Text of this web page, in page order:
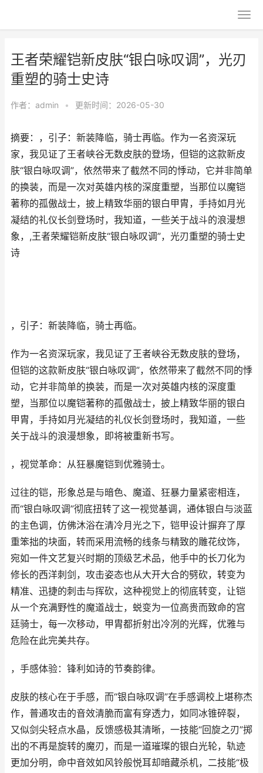
王者荣耀铠新皮肤“银白咏叹调”，光刃
重塑的骑士史诗
作者： admin • 更新时间：2026-05-30
摘要：，引子：新装降临，骑士再临。作为一名资深玩
家，我见证了王者峡谷无数皮肤的登场，但铠的这款新皮
肤“银白咏叹调”，依然带来了截然不同的悸动，它并非简单
的换装，而是一次对英雄内核的深度重塑，当那位以魔铠
著称的孤傲战士，披上精致华丽的银白甲胄，手持如月光
凝结的礼仪长剑登场时，我知道，一些关于战斗的浪漫想
象，,王者荣耀铠新皮肤“银白咏叹调”，光刃重塑的骑士史
诗
，引子：新装降临，骑士再临。
作为一名资深玩家，我见证了王者峡谷无数皮肤的登场，
但铠的这款新皮肤“银白咏叹调”，依然带来了截然不同的悸
动，它并非简单的换装，而是一次对英雄内核的深度重
塑，当那位以魔铠著称的孤傲战士，披上精致华丽的银白
甲胄，手持如月光凝结的礼仪长剑登场时，我知道，一些
关于战斗的浪漫想象，即将被重新书写。
，视觉革命：从狂暴魔铠到优雅骑士。
过往的铠，形象总是与暗色、魔道、狂暴力量紧密相连，
而“银白咏叹调”彻底扭转了这一视觉基调，通体银白与淡蓝
的主色调，仿佛沐浴在清冷月光之下，铠甲设计摒弃了厚
重笨拙的块面，转而采用流畅的线条与精致的雕花纹饰，
宛如一件文艺复兴时期的顶级艺术品，他手中的长刀化为
修长的西洋刺剑，攻击姿态也从大开大合的劈砍，转变为
精准、迅捷的刺击与挥砍，这种视觉上的彻底转变，让铠
从一个充满野性的魔道战士，蜕变为一位高贵而致命的宫
廷骑士，每一次移动，甲胄都折射出冷冽的光辉，优雅与
危险在此完美共存。
，手感体验：锋利如诗的节奏韵律。
皮肤的核心在于手感，而“银白咏叹调”在手感调校上堪称杰
作，普通攻击的音效清脆而富有穿透力，如同冰锥碎裂，
又似剑尖轻点水晶，反馈感极其清晰，一技能“回旋之刃”掷
出的不再是旋转的魔刃，而是一道璀璨的银白光轮，轨迹
更加分明，命中音效如风铃般悦耳却暗藏杀机，二技能“极